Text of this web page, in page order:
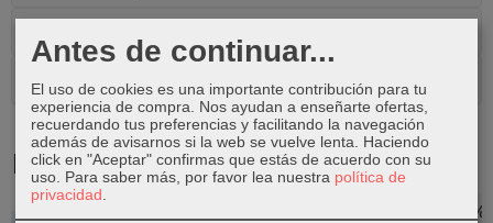
Costes de Envío
Comentarios
Productos Relacionados
-10 %
Antes de continuar...
El uso de cookies es una importante contribución para tu
experiencia de compra. Nos ayudan a enseñarte ofertas,
recuerdando tus preferencias y facilitando la navegación
además de avisarnos si la web se vuelve lenta. Haciendo
click en "Aceptar" confirmas que estás de acuerdo con su
uso. Para saber más, por favor lea nuestra política de
privacidad